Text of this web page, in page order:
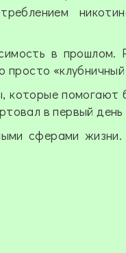
в прошлом.
просто
которые помогают
в первый
сферами жизни.